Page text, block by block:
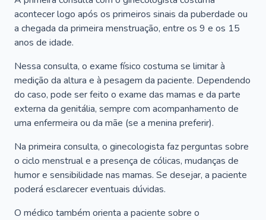
acontecer logo após os primeiros sinais da puberdade ou
a chegada da primeira menstruação, entre os 9 e os 15
anos de idade.
Nessa consulta, o exame físico costuma se limitar à
medição da altura e à pesagem da paciente. Dependendo
do caso, pode ser feito o exame das mamas e da parte
externa da genitália, sempre com acompanhamento de
uma enfermeira ou da mãe (se a menina preferir).
Na primeira consulta, o ginecologista faz perguntas sobre
o ciclo menstrual e a presença de cólicas, mudanças de
humor e sensibilidade nas mamas. Se desejar, a paciente
poderá esclarecer eventuais dúvidas.
O médico também orienta a paciente sobre o